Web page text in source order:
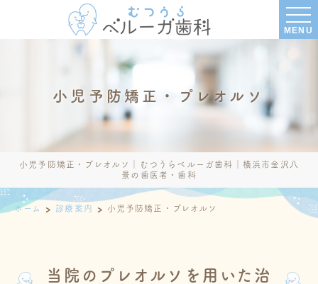
MENU
小児予防矯正・プレオルソ
小児予防矯正・プレオルソ│むつうらベルーガ歯科│横浜市金沢八
景の歯医者・歯科
ホーム 診療案内 小児予防矯正・プレオルソ
当院のプレオルソを用いた治